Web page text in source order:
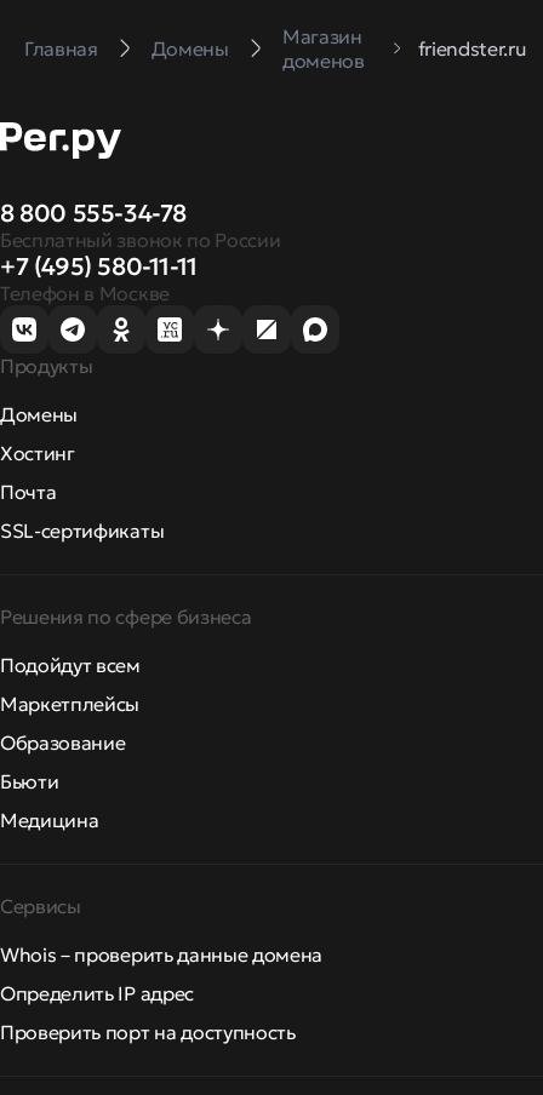
Главная Домены
Магазин
доменов
friendster.ru
8 800 555-34-78
Бесплатный звонок по России
+7 (495) 580-11-11
Телефон в Москве
Продукты
Домены
Хостинг
Почта
SSL-сертификаты
Решения по сфере бизнеса
Подойдут всем
Маркетплейсы
Образование
Бьюти
Медицина
Сервисы
Whois – проверить данные домена
Определить IP адрес
Проверить порт на доступность